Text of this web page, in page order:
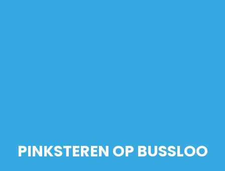
PINKSTEREN OP BUSSLOO